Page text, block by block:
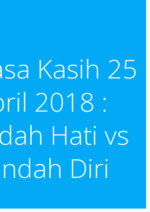
Kasih 25
2018 :
Hati vs
Diri